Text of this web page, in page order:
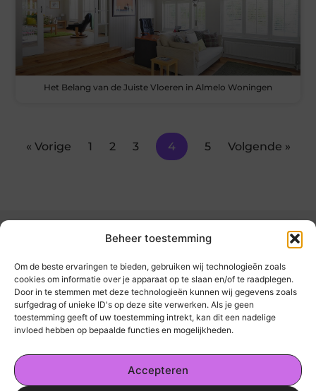
Beheer toestemming
Om de beste ervaringen te bieden, gebruiken wij technologieën zoals
cookies om informatie over je apparaat op te slaan en/of te raadplegen.
Door in te stemmen met deze technologieën kunnen wij gegevens zoals
surfgedrag of unieke ID's op deze site verwerken. Als je geen
toestemming geeft of uw toestemming intrekt, kan dit een nadelige
invloed hebben op bepaalde functies en mogelijkheden.
Accepteren
Het Belang van de Juiste Vloeren in Almelo Woningen
« Vorige 1 2 3 4 5 Volgende »
kickinsite.nl – Echt, eerlijk, alles wat telt.
Een verzameling van blogs en artikelen die
een breed scala aan onderwerpen uit het
dagelijks leven behandelen.